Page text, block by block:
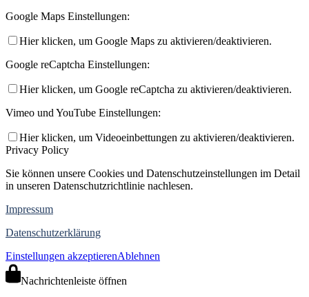
Google Maps Einstellungen:
Hier klicken, um Google Maps zu aktivieren/deaktivieren.
Google reCaptcha Einstellungen:
Hier klicken, um Google reCaptcha zu aktivieren/deaktivieren.
Vimeo und YouTube Einstellungen:
Hier klicken, um Videoeinbettungen zu aktivieren/deaktivieren.
Privacy Policy
Sie können unsere Cookies und Datenschutzeinstellungen im Detail
in unseren Datenschutzrichtlinie nachlesen.
Impressum
Datenschutzerklärung
Einstellungen akzeptierenAblehnen
Nachrichtenleiste öffnen